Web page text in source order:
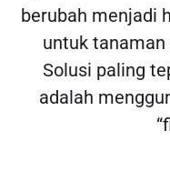
berubah menjadi
untuk tanaman
Solusi paling
adalah